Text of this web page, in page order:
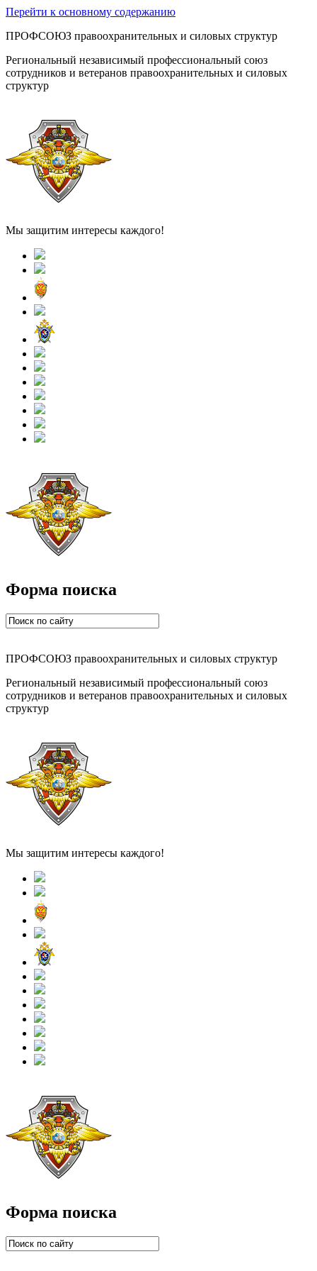
Перейти к основному содержанию
ПРОФСОЮЗ правоохранительных и силовых структур
Региональный независимый профессиональный союз
сотрудников и ветеранов правоохранительных и силовых
структур
Мы защитим интересы каждого!
Форма поиска
ПРОФСОЮЗ правоохранительных и силовых структур
Региональный независимый профессиональный союз
сотрудников и ветеранов правоохранительных и силовых
структур
Мы защитим интересы каждого!
Форма поиска